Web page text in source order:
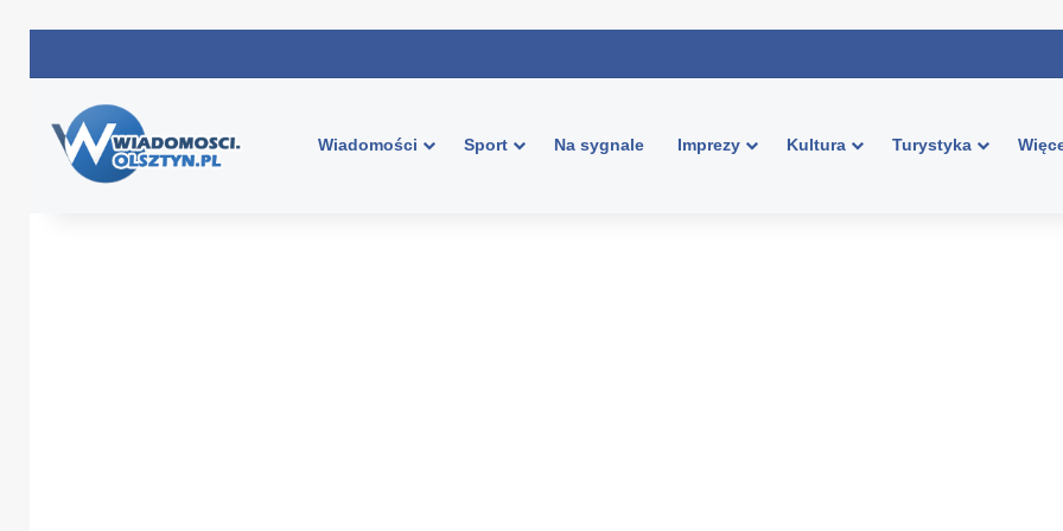
Wiadomości Sport Na sygnale Imprezy Kultura Turystyka